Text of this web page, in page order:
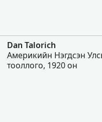
Dan Talorich
Америкийн Нэгдсэн
тооллого, 1920 он